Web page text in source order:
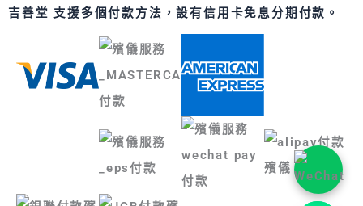
Luckindness
吉善堂 支援多個付款方法，設有信用卡免息分期付款。